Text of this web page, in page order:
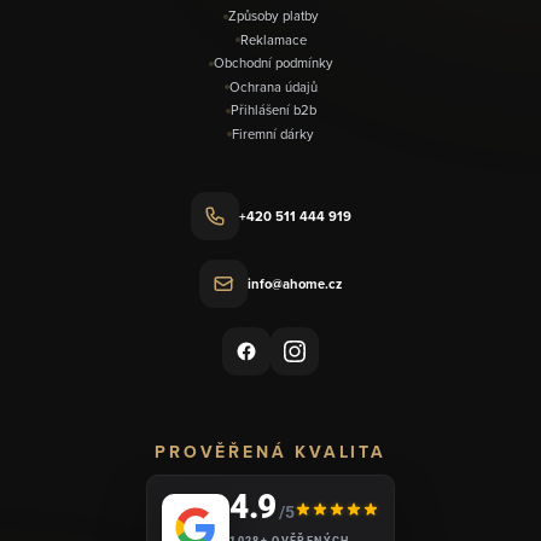
Způsoby platby
Reklamace
Obchodní podmínky
Ochrana údajů
Přihlášení b2b
Firemní dárky
+420 511 444 919
info@ahome.cz
PROVĚŘENÁ KVALITA
4.9/5